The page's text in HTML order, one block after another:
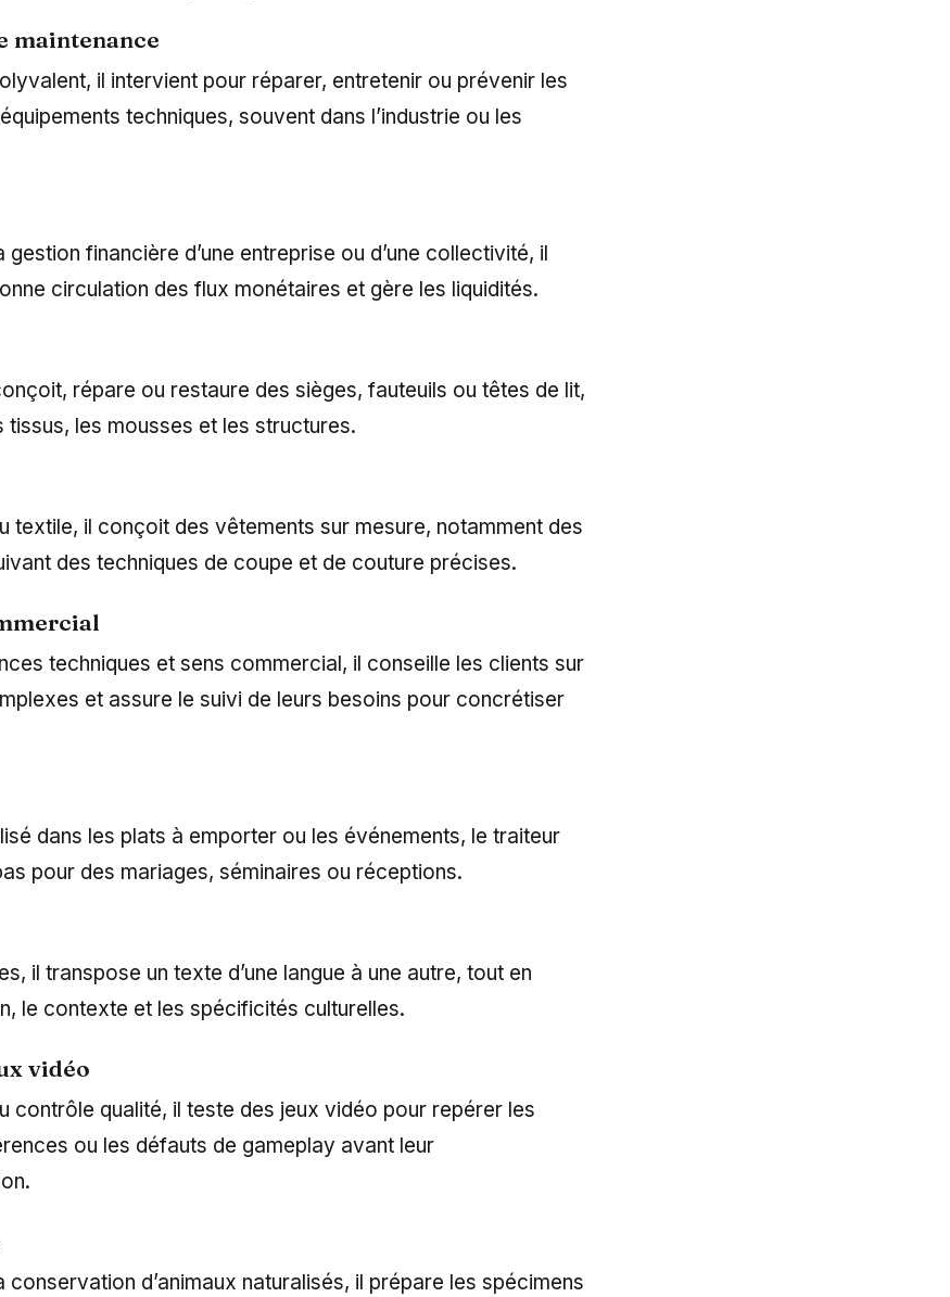
maintenance
il intervient pour réparer, entretenir ou prévenir les
techniques, souvent dans l’industrie ou les
gestion financière d’une entreprise ou d’une collectivité, il
circulation des flux monétaires et gère les liquidités.
répare ou restaure des sièges, fauteuils ou têtes de lit,
tissus, les mousses et les structures.
textile, il conçoit des vêtements sur mesure, notamment des
des techniques de coupe et de couture précises.
techniques et sens commercial, il conseille les clients sur
et assure le suivi de leurs besoins pour concrétiser
dans les plats à emporter ou les événements, le traiteur
pour des mariages, séminaires ou réceptions.
il transpose un texte d’une langue à une autre, tout en
le contexte et les spécificités culturelles.
vidéo
contrôle qualité, il teste des jeux vidéo pour repérer les
ou les défauts de gameplay avant leur
conservation d’animaux naturalisés, il prépare les spécimens